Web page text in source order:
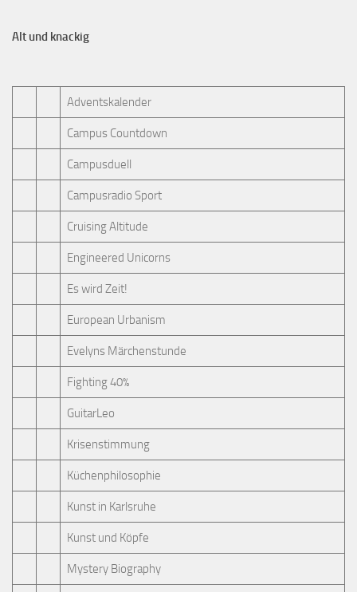
Alt und knackig
Adventskalender
Campus Countdown
Campusduell
Campusradio Sport
Cruising Altitude
Engineered Unicorns
Es wird Zeit!
European Urbanism
Evelyns Märchenstunde
Fighting 40%
GuitarLeo
Krisenstimmung
Küchenphilosophie
Kunst in Karlsruhe
Kunst und Köpfe
Mystery Biography